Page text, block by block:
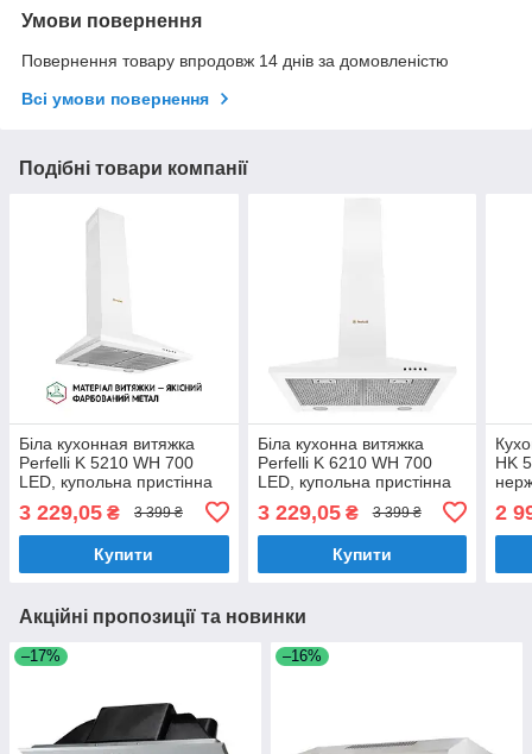
Умови повернення
Повернення товару впродовж 14 днів за домовленістю
Всі умови повернення
Подібні товари компанії
Біла кухонная витяжка
Perfelli K 5210 WH 700
LED, купольна пристінна
декоративна, шириною 50
см
3 229,05 ₴ 3 399 ₴
Купити
Біла кухонна витяжка
Perfelli K 6210 WH 700
LED, купольна пристінна
декоративна, шириною 60
см
3 229,05₴ 3 399 ₴
Купити
HK
см
2
Акційні пропозиції та новинки
–17% –16%